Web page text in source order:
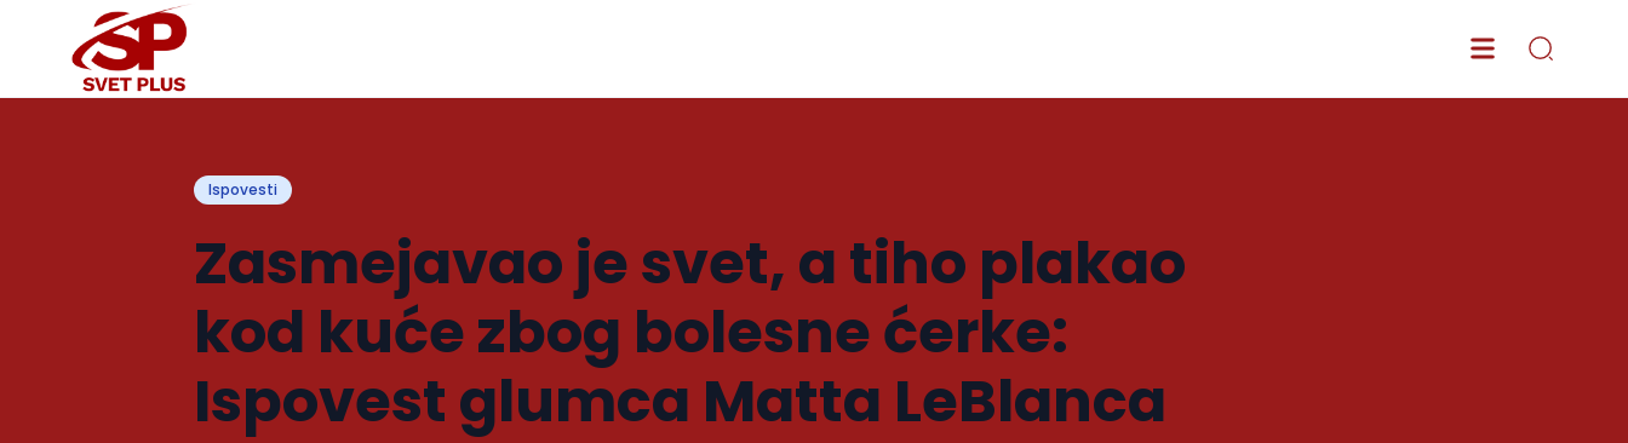
Ispovesti
Zasmejavao je svet, a tiho plakao
kod kuće zbog bolesne ćerke:
Ispovest glumca Matta LeBlanca